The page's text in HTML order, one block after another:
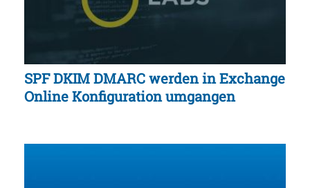
SPF DKIM DMARC werden in Exchange
Online Konfiguration umgangen